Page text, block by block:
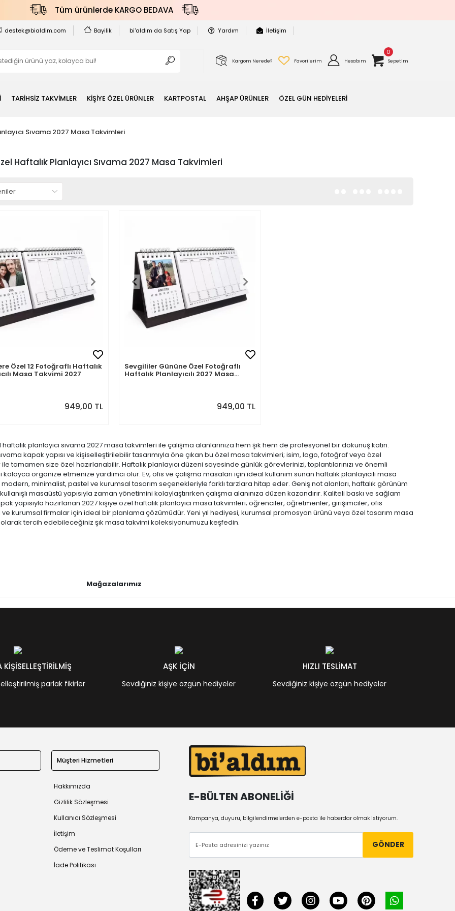
Tüm ürünlerde KARGO BEDAVA
destek@bialdim.com Bayilik bi'aldım da Satış Yap Yardım İletişim
Kargom Nerede? Favorilerim Hesabım
0
Sepetim
TARİHSİZ TAKVİMLER KİŞİYE ÖZEL ÜRÜNLER KARTPOSTAL AHŞAP ÜRÜNLER ÖZEL GÜN HEDİYELERİ
Sıvama 2027 Masa Takvimleri
Haftalık Planlayıcı Sıvama 2027 Masa Takvimleri
Özel 12 Fotoğraflı Haftalık
Masa Takvimi 2027
949,00 TL
Sevgililer Gününe Özel Fotoğraflı
Haftalık Planlayıcılı 2027 Masa
949,00 TL
planlayıcı sıvama 2027 masa takvimleri ile çalışma alanlarınıza hem şık hem de profesyonel bir dokunuş katın.
kapak yapısı ve kişiselleştirilebilir tasarımıyla öne çıkan bu özel masa takvimleri; isim, logo, fotoğraf veya özel
tamamen size özel hazırlanabilir. Haftalık planlayıcı düzeni sayesinde günlük görevlerinizi, toplantılarınızı ve önemli
organize etmenize yardımcı olur. Ev, ofis ve çalışma masaları için ideal kullanım sunan haftalık planlayıcılı masa
minimalist, pastel ve kurumsal tasarım seçenekleriyle farklı tarzlara hitap eder. Geniş not alanları, haftalık görünüm
masaüstü yapısıyla zaman yönetimini kolaylaştırırken çalışma alanınıza düzen kazandırır. Kaliteli baskı ve sağlam
yapısıyla hazırlanan 2027 kişiye özel haftalık planlayıcı masa takvimleri; öğrenciler, öğretmenler, girişimciler, ofis
ve kurumsal firmalar için ideal bir planlama çözümüdür. Yeni yıl hediyesi, kurumsal promosyon ürünü veya özel tasarım masa
olarak tercih edebileceğiniz şık masa takvimi koleksiyonumuzu keşfedin.
Mağazalarımız
parlak fikirler
AŞK İÇİN
Sevdiğiniz kişiye özgün hediyeler
HIZLI TESLİMAT
Sevdiğiniz kişiye özgün hediyeler
Müşteri Hizmetleri
Hakkımızda
Gizlilik Sözleşmesi
Kullanıcı Sözleşmesi
İletişim
Ödeme ve Teslimat Koşulları
İade Politikası
E-BÜLTEN ABONELİĞİ
Kampanya, duyuru, bilgilendirmelerden e-posta ile haberdar olmak istiyorum.
GÖNDER